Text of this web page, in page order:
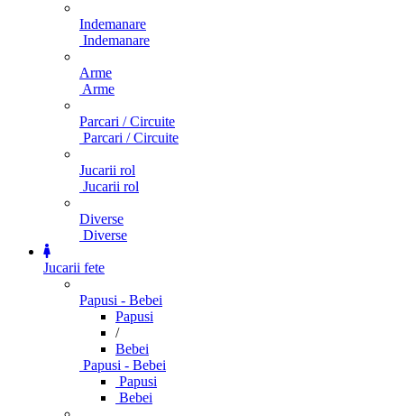
Indemanare
Indemanare
Arme
Arme
Parcari / Circuite
Parcari / Circuite
Jucarii rol
Jucarii rol
Diverse
Diverse
Jucarii fete
Papusi - Bebei
Papusi
/
Bebei
Papusi - Bebei
Papusi
Bebei